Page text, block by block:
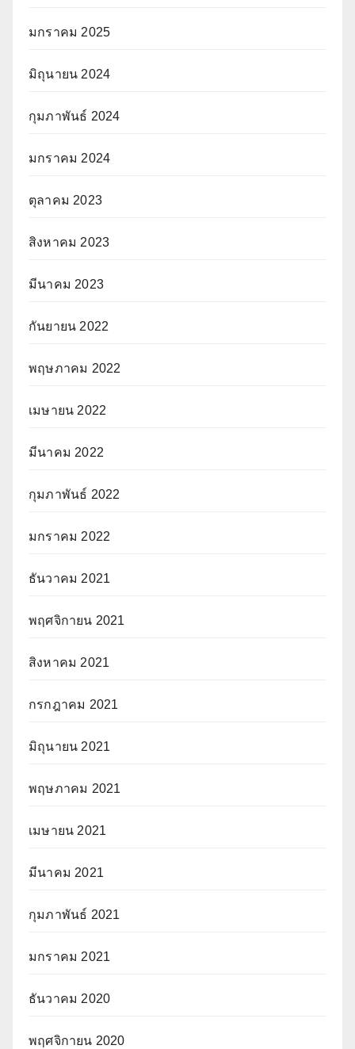
มกราคม 2025
มิถุนายน 2024
กุมภาพันธ์ 2024
มกราคม 2024
ตุลาคม 2023
สิงหาคม 2023
มีนาคม 2023
กันยายน 2022
พฤษภาคม 2022
เมษายน 2022
มีนาคม 2022
กุมภาพันธ์ 2022
มกราคม 2022
ธันวาคม 2021
พฤศจิกายน 2021
สิงหาคม 2021
กรกฎาคม 2021
มิถุนายน 2021
พฤษภาคม 2021
เมษายน 2021
มีนาคม 2021
กุมภาพันธ์ 2021
มกราคม 2021
ธันวาคม 2020
พฤศจิกายน 2020